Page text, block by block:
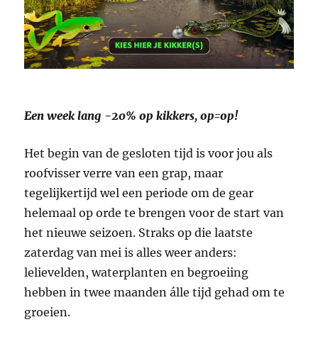
Een week lang -20% op kikkers, op=op!
Het begin van de gesloten tijd is voor jou als
roofvisser verre van een grap, maar
tegelijkertijd wel een periode om de gear
helemaal op orde te brengen voor de start van
het nieuwe seizoen. Straks op die laatste
zaterdag van mei is alles weer anders:
lelievelden, waterplanten en begroeiing
hebben in twee maanden álle tijd gehad om te
groeien.